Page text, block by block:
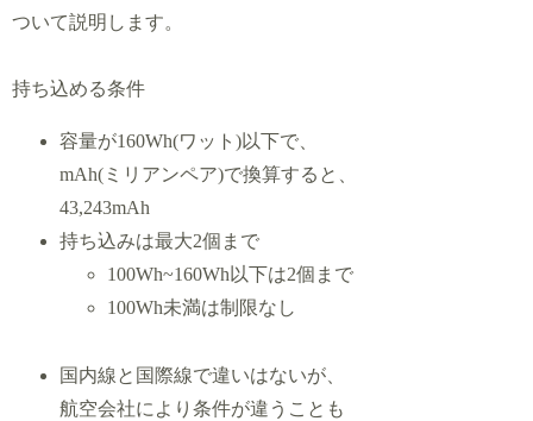
ついて説明します。
持ち込める条件
容量が160Wh(ワット)以下で、
mAh(ミリアンペア)で換算すると、
43,243mAh
持ち込みは最大2個まで
100Wh~160Wh以下は2個まで
100Wh未満は制限なし
国内線と国際線で違いはないが、
航空会社により条件が違うことも